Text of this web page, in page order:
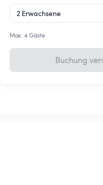
Max. 4 Gäste
Buchung